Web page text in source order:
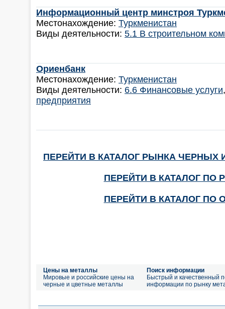
Информационный центр минстроя
Местонахождение: Туркменистан
Виды деятельности: 5.1 В строительном
Ориенбанк
Местонахождение: Туркменистан
Виды деятельности: 6.6 Финансовые услуги,
предприятия
ПЕРЕЙТИ В КАТАЛОГ РЫНКА ЧЕРНЫХ
ПЕРЕЙТИ В КАТАЛОГ ПО
ПЕРЕЙТИ В КАТАЛОГ ПО
Цены на металлы
Мировые и российские цены на
черные и цветные металлы
Поиск информации
Быстрый и качественный
информации по рынку